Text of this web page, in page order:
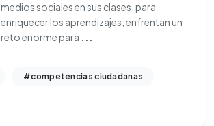
medios sociales en sus clases, para
enriquecer los aprendizajes, enfrentan un
reto enorme para ...
#competencias ciudadanas